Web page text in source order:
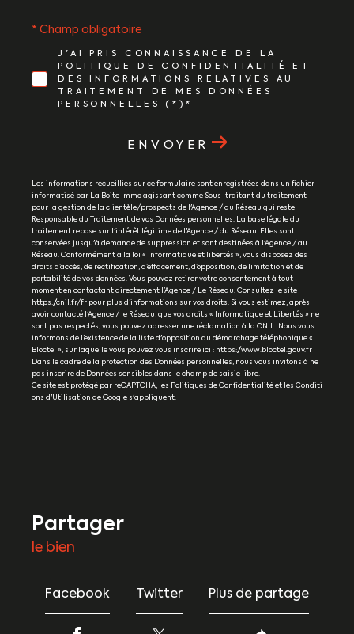
J'AI PRIS CONNAISSANCE DE LA
POLITIQUE DE CONFIDENTIALITÉ ET
DES INFORMATIONS RELATIVES AU
TRAITEMENT DE MES DONNÉES
PERSONNELLES (*)*
* Champ obligatoire
ENVOYER
Les informations recueillies sur ce formulaire sont enregistrées dans un fichier
informatisé par La Boite Immo agissant comme Sous-traitant du traitement
pour la gestion de la clientèle/prospects de l'Agence / du Réseau qui reste
Responsable du Traitement de vos Données personnelles. La base légale du
traitement repose sur l'intérêt légitime de l'Agence / du Réseau. Elles sont
conservées jusqu'à demande de suppression et sont destinées à l'Agence / au
Réseau. Conformément à la loi « informatique et libertés », vous disposez des
droits d’accès, de rectification, d’effacement, d’opposition, de limitation et de
portabilité de vos données. Vous pouvez retirer votre consentement à tout
moment en contactant directement l’Agence / Le Réseau. Consultez le site
https://cnil.fr/fr pour plus d’informations sur vos droits. Si vous estimez, après
avoir contacté l'Agence / le Réseau, que vos droits « Informatique et Libertés » ne
sont pas respectés, vous pouvez adresser une réclamation à la CNIL. Nous vous
informons de l’existence de la liste d'opposition au démarchage téléphonique «
Bloctel », sur laquelle vous pouvez vous inscrire ici : https://www.bloctel.gouv.fr
Dans le cadre de la protection des Données personnelles, nous vous invitons à ne
pas inscrire de Données sensibles dans le champ de saisie libre.
Ce site est protégé par reCAPTCHA, les Politiques de Confidentialité et les Conditi
ons d'Utilisation de Google s'appliquent.
partager
le bien
Facebook Twitter Plus de partage